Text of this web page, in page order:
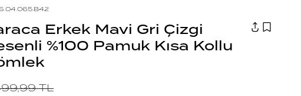
Erkek Mavi Gri Çizgi
%100 Pamuk Kısa Kollu
TL